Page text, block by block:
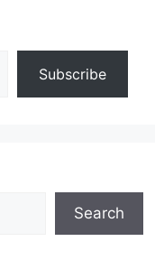
Subscribe
Search